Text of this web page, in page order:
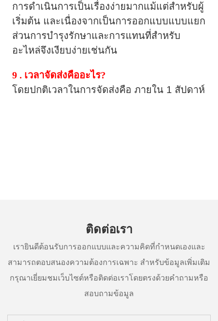
การดำเนินการเป็นเรื่องง่ายมากแม้แต่สำหรับผู้
เริ่มต้น และเนื่องจากเป็นการออกแบบแบบแยก
ส่วนการบำรุงรักษาและการแทนที่สำหรับ
อะไหล่จึงเงียบง่ายเช่นกัน
9 . เวลาจัดส่งคืออะไร?
โดยปกติเวลาในการจัดส่งคือ ภายใน 1 สัปดาห์
ติดต่อเรา
เรายินดีต้อนรับการออกแบบและความคิดที่กำหนดเองและ
สามารถตอบสนองความต้องการเฉพาะ สำหรับข้อมูลเพิ่มเติม
กรุณาเยี่ยมชมเว็บไซต์หรือติดต่อเราโดยตรงด้วยคำถามหรือ
สอบถามข้อมูล